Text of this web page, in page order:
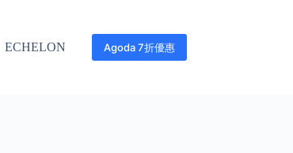
ECHELON Agoda 7折優惠